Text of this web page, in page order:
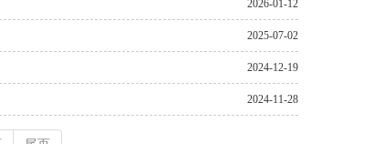
2026-01-12
2025-07-02
2024-12-19
2024-11-28